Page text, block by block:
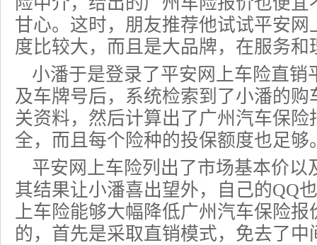
甘心。这时，朋友推荐他试试平安
度比较大，而且是大品牌，在服务
小潘于是登录了平安网上车险直销
及车牌号后，系统检索到了小潘的
关资料，然后计算出了广州 汽车保险
全，而且每个险种的投保额度也足够
平安网上车险列出了市场基本价以
其结果让小潘喜出望外，自己的QQ
上车险能够大幅降低广州汽车保险报
的，首先是采取直销模式，免去了